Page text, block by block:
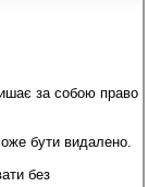
за собою право
бути видалено.
без